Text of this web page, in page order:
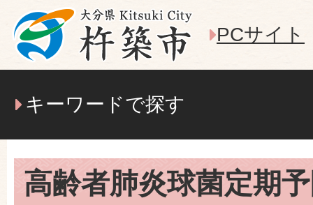
PCサイト
キーワードで探す
高齢者肺炎球菌定期